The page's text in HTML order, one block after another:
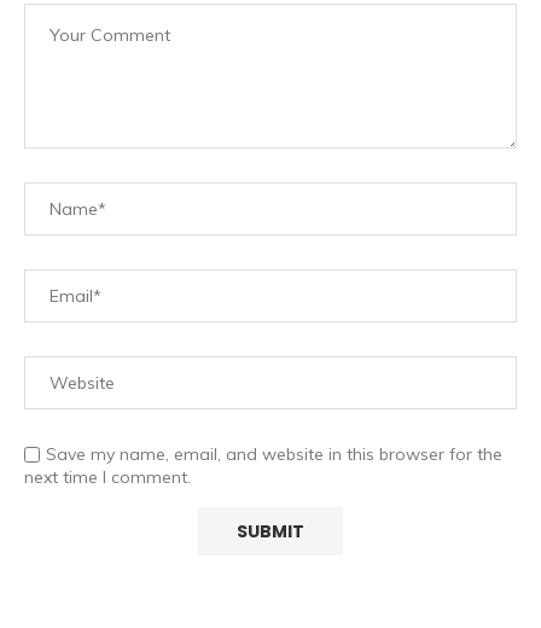
Save my name, email, and website in this browser for the
next time I comment.